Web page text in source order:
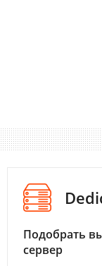
Подобрать
сервер